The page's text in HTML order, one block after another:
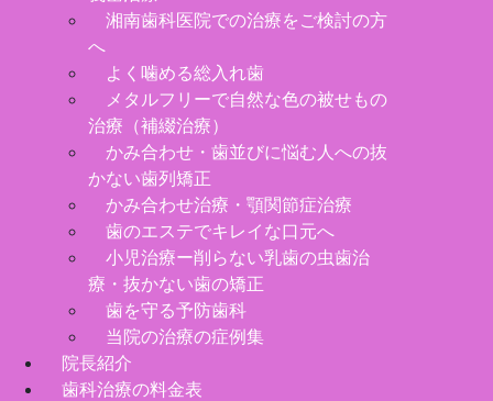
湘南歯科医院での治療をご検討の方
へ
よく噛める総入れ歯
メタルフリーで自然な色の被せもの
治療（補綴治療）
かみ合わせ・歯並びに悩む人への抜
かない歯列矯正
かみ合わせ治療・顎関節症治療
歯のエステでキレイな口元へ
小児治療ー削らない乳歯の虫歯治
療・抜かない歯の矯正
歯を守る予防歯科
当院の治療の症例集
院長紹介
歯科治療の料金表